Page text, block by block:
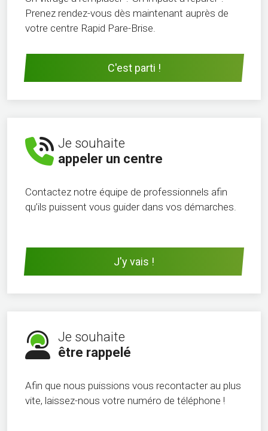
Prenez rendez-vous dès maintenant auprès de
votre centre Rapid Pare-Brise.
C'est parti !
Je souhaite
appeler un centre
Contactez notre équipe de professionnels afin
qu’ils puissent vous guider dans vos démarches.
J'y vais !
Je souhaite
être rappelé
Afin que nous puissions vous recontacter au plus
vite, laissez-nous votre numéro de téléphone !